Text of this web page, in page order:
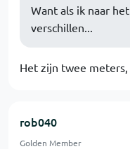
Want als ik naar
verschillen...
Het zijn twee
rob040
Golden Member